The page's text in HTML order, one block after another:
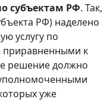
субъектам РФ. Так,
РФ) наделено
услугу по
приравненными к
решение должно
уже